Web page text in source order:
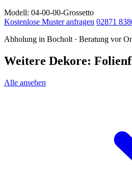
Modell: 04-00-00-Grossetto
Kostenlose Muster anfragen 02871
Abholung in Bocholt · Beratung vor
Weitere Dekore:
Alle ansehen